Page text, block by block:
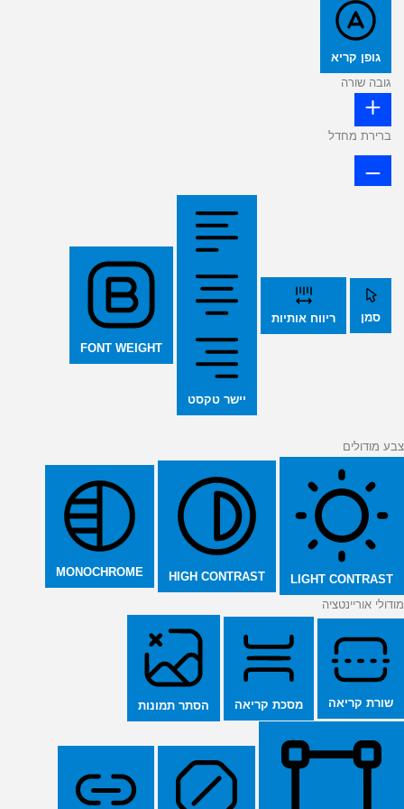
גופן קריא
גובה שורה
ברירת מחדל
סמן ריווח אותיות
יישר טקסט
FONT WEIGHT
צבע מודולים
LIGHT CONTRAST
HIGH CONTRAST
MONOCHROME
מודולי אוריינטציה
שורת קריאה מסכת קריאה הסתר תמונות